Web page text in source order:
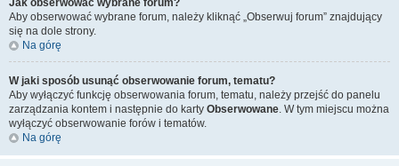
Jak obserwować wybrane forum?
Aby obserwować wybrane forum, należy kliknąć „Obserwuj forum” znajdujący
się na dole strony.
Na górę
W jaki sposób usunąć obserwowanie forum, tematu?
Aby wyłączyć funkcję obserwowania forum, tematu, należy przejść do panelu
zarządzania kontem i następnie do karty Obserwowane. W tym miejscu można
wyłączyć obserwowanie forów i tematów.
Na górę